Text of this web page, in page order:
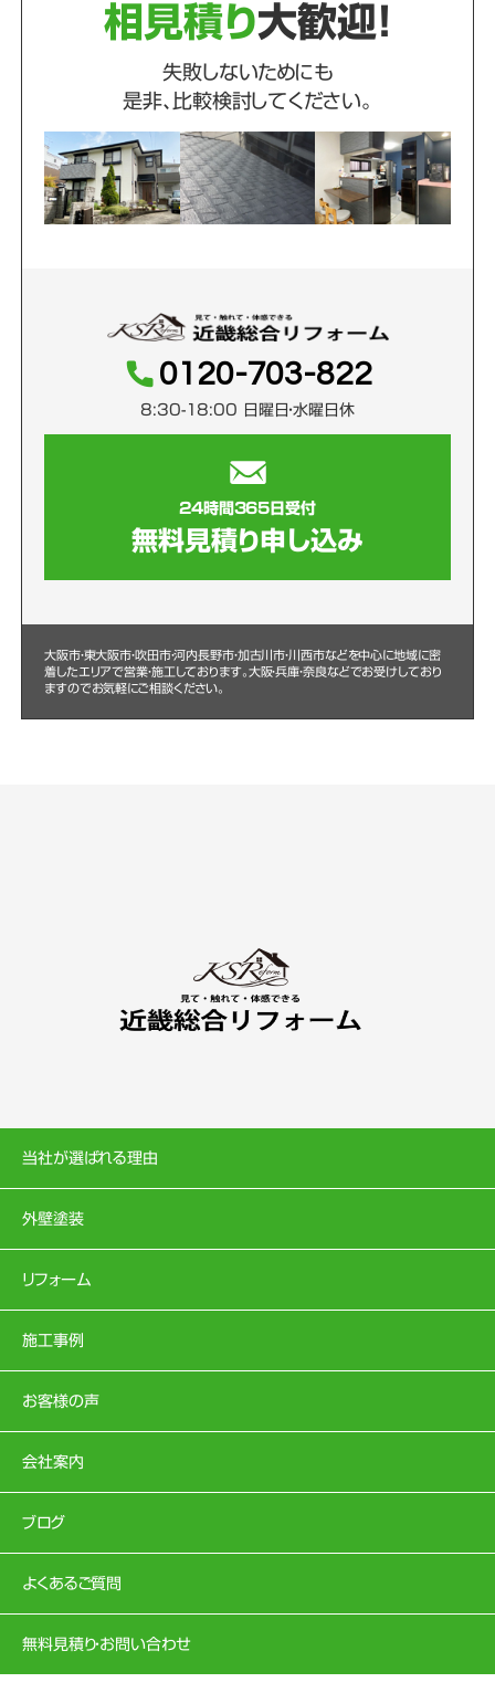
相見積り大歓迎！
失敗しないためにも
是非、比較検討してください。
0120-703-822
8:30-18:00 日曜日・水曜日休
24時間365日受付
無料見積り申し込み
大阪市・東大阪市・吹田市・河内長野市・加古川市・川西市などを中心に地域に密
着したエリアで営業・施工しております。大阪・兵庫・奈良などでお受けしており
ますのでお気軽にご相談ください。
当社が選ばれる理由
外壁塗装
リフォーム
施工事例
お客様の声
会社案内
ブログ
よくあるご質問
無料見積り・お問い合わせ